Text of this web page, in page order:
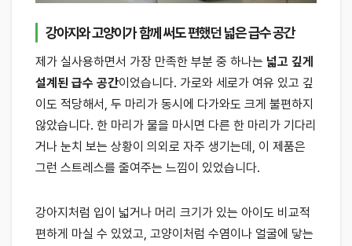
강아지와 고양이가 함께 써도 편했던 넓은 급수 공간
제가 실사용하면서 가장 만족한 부분 중 하나는 넓고 깊게
설계된 급수 공간이었습니다. 가로와 세로가 여유 있고 깊
이도 적당해서, 두 마리가 동시에 다가와도 크게 불편하지
않았습니다. 한 마리가 물을 마시면 다른 한 마리가 기다리
거나 눈치 보는 상황이 의외로 자주 생기는데, 이 제품은
그런 스트레스를 줄여주는 느낌이 있었습니다.
강아지처럼 입이 넓거나 머리 크기가 있는 아이도 비교적
편하게 마실 수 있었고, 고양이처럼 수염이나 얼굴에 닿는